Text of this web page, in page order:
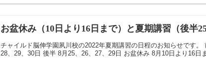
お盆休み（10日より16日まで）と夏期講習（後半
チャイルド脳伸学園夙川校の2022年夏期講習の日程のお知らせです。
28、29、30日 後半 8月25、26、27、29日 お盆休み 8月10日より16日